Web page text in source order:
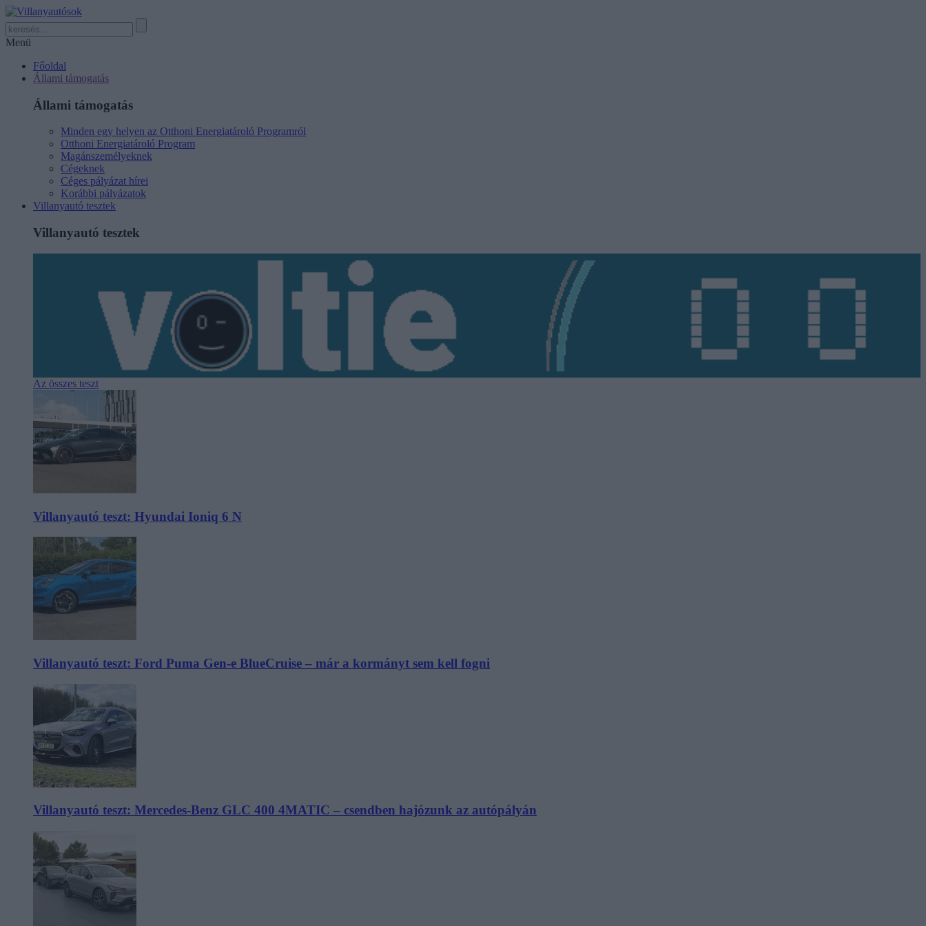
Menü
Főoldal
Állami támogatás
Állami támogatás
Minden egy helyen az Otthoni Energiatároló Programról
Otthoni Energiatároló Program
Magánszemélyeknek
Cégeknek
Céges pályázat hírei
Korábbi pályázatok
Villanyautó tesztek
Villanyautó tesztek
Az összes teszt
Villanyautó teszt: Hyundai Ioniq 6 N
Villanyautó teszt: Ford Puma Gen-e BlueCruise – már a kormányt sem kell fogni
Villanyautó teszt: Mercedes-Benz GLC 400 4MATIC – csendben hajózunk az autópályán